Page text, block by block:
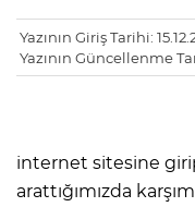
Yazının Giriş Tarihi:
Yazının Güncellenme
Türk Dil
internet sitesine
arattığımızda